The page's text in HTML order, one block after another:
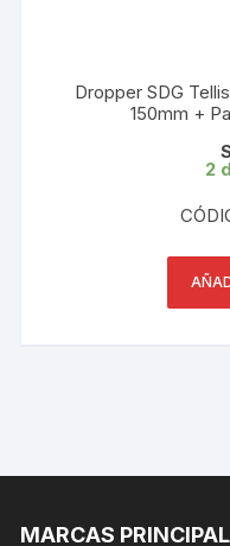
Dropper SDG
150mm +
2
MARCAS